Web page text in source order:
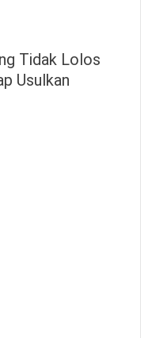
Tidak Lolos
Usulkan